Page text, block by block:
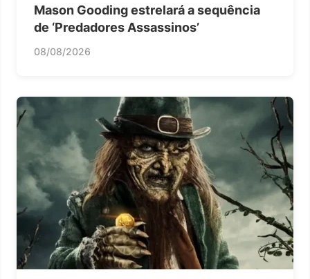
Mason Gooding estrelará a sequência
de ‘Predadores Assassinos’
08/08/2026